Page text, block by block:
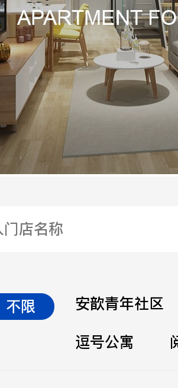
不限
安歆青年社区
逗号公寓
司
立即提交